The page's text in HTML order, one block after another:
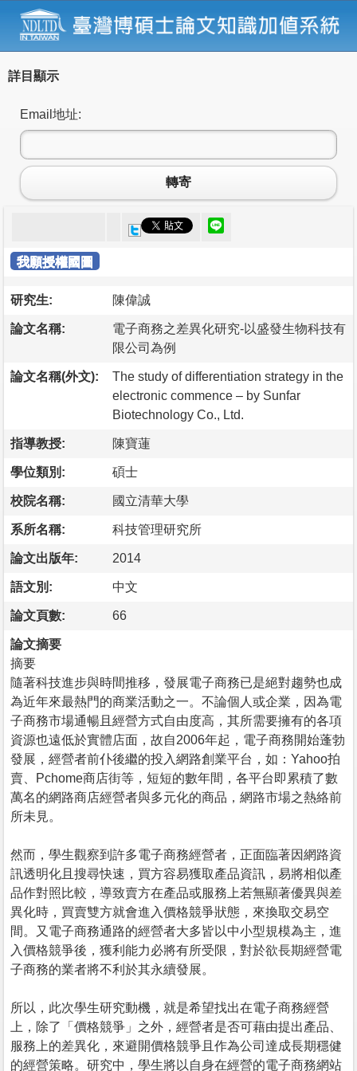
詳目顯示
Email地址:
轉寄
我願授權國圖
研究生: 陳偉誠
論文名稱:
電子商務之差異化研究-以盛發生物科技有
限公司為例
論文名稱(外文):
The study of differentiation strategy in the
electronic commence – by Sunfar
Biotechnology Co., Ltd.
指導教授: 陳寶蓮
學位類別: 碩士
校院名稱: 國立清華大學
系所名稱: 科技管理研究所
論文出版年: 2014
語文別: 中文
論文頁數: 66
論文摘要
摘要
隨著科技進步與時間推移，發展電子商務已是絕對趨勢也成
為近年來最熱門的商業活動之一。不論個人或企業，因為電
子商務市場通暢且經營方式自由度高，其所需要擁有的各項
資源也遠低於實體店面，故自2006年起，電子商務開始蓬勃
發展，經營者前仆後繼的投入網路創業平台，如：Yahoo拍
賣、Pchome商店街等，短短的數年間，各平台即累積了數
萬名的網路商店經營者與多元化的商品，網路市場之熱絡前
所未見。
然而，學生觀察到許多電子商務經營者，正面臨著因網路資
訊透明化且搜尋快速，買方容易獲取產品資訊，易將相似產
品作對照比較，導致賣方在產品或服務上若無顯著優異與差
異化時，買賣雙方就會進入價格競爭狀態，來換取交易空
間。又電子商務通路的經營者大多皆以中小型規模為主，進
入價格競爭後，獲利能力必將有所受限，對於欲長期經營電
子商務的業者將不利於其永續發展。
所以，此次學生研究動機，就是希望找出在電子商務經營
上，除了「價格競爭」之外，經營者是否可藉由提出產品、
服務上的差異化，來避開價格競爭且作為公司達成長期穩健
的經營策略。研究中，學生將以自身在經營的電子商務網站